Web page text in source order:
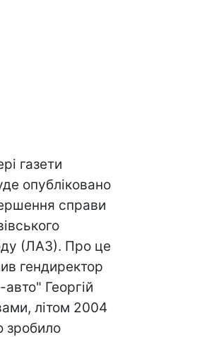
газети
опубліковано
справи
(ЛАЗ). Про це
гендиректор
Георгій
літом 2004
зробило